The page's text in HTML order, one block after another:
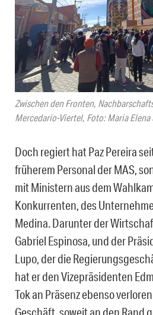
Zwischen den Fronten,
Mercedario-Viertel, Foto: Maria Elena
Doch regiert hat Paz Pereira
früherem Personal der MAS,
mit Ministern aus dem
Konkurrenten, des
Medina. Darunter der
Gabriel Espinosa, und der
Lupo, der die
hat er den Vizepräsidenten
Tok an Präsenz ebenso